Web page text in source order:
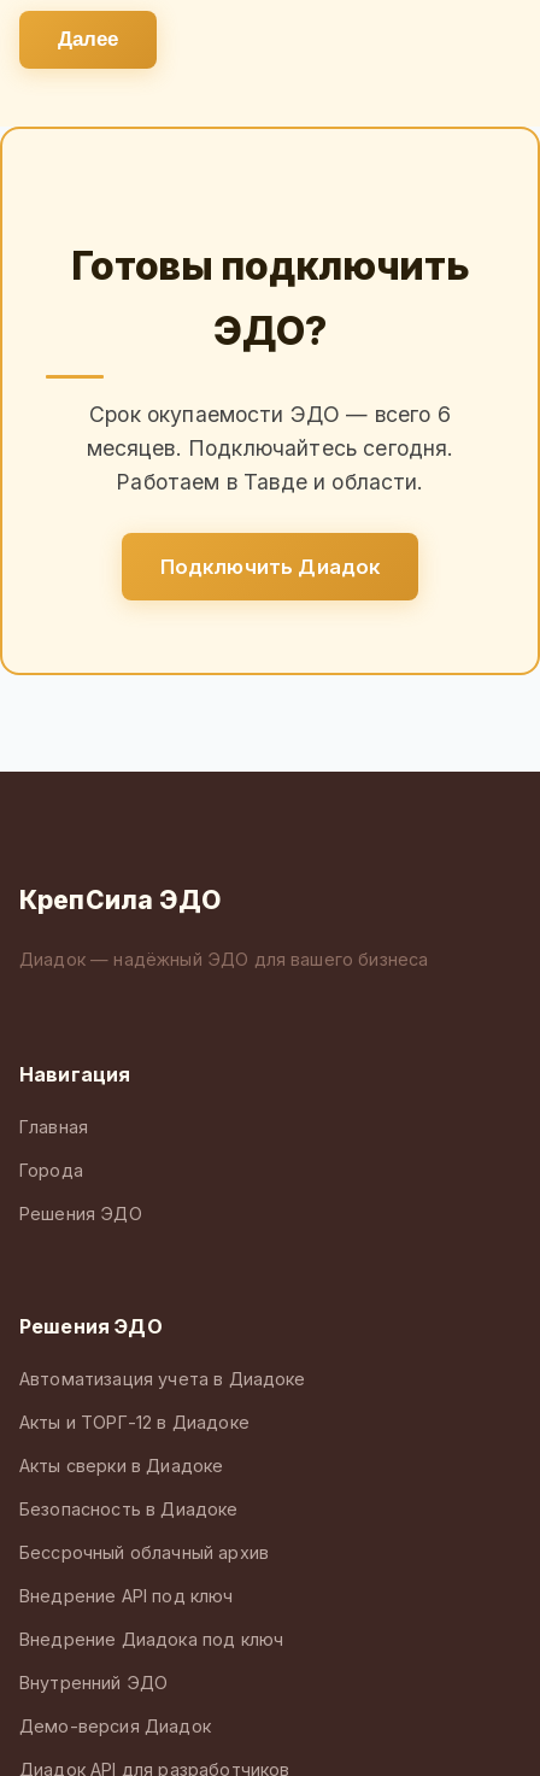
Далее
Готовы подключить
ЭДО?
Срок окупаемости ЭДО — всего 6
месяцев. Подключайтесь сегодня.
Работаем в Тавде и области.
Подключить Диадок
КрепСила ЭДО
Диадок — надёжный ЭДО для вашего бизнеса
Навигация
Главная
Города
Решения ЭДО
Решения ЭДО
Автоматизация учета в Диадоке
Акты и ТОРГ-12 в Диадоке
Акты сверки в Диадоке
Безопасность в Диадоке
Бессрочный облачный архив
Внедрение API под ключ
Внедрение Диадока под ключ
Внутренний ЭДО
Демо-версия Диадок
Диадок API для разработчиков